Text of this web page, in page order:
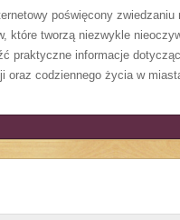
poświęcony
które tworzą niezwykle
praktyczne informacje
oraz codziennego życia w